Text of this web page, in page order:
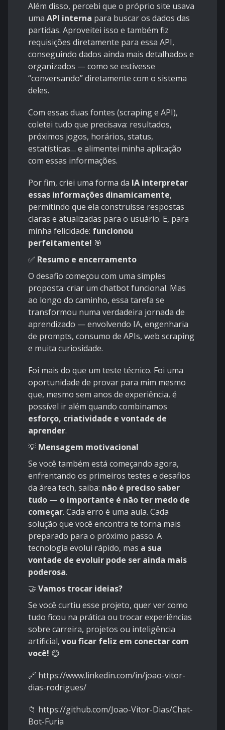
Além disso, percebi que o próprio site usava
uma API interna para buscar os dados das
partidas. Aproveitei isso e também fiz
requisições diretamente para essa API,
conseguindo dados ainda mais detalhados e
organizados — como se estivesse
“conversando” diretamente com o sistema
deles.
Com essas duas fontes (scraping e API),
coletei tudo que precisava: resultados,
próximos jogos, horários, status,
estatísticas… e alimentei minha aplicação
com essas informações.
Por fim, criei uma forma da IA interpretar
essas informações dinamicamente,
permitindo que ela construísse respostas
claras e atualizadas para o usuário. E, para
minha felicidade: funcionou
perfeitamente! 🎯
✅ Resumo e encerramento
O desafio começou com uma simples
proposta: criar um chatbot funcional. Mas
ao longo do caminho, essa tarefa se
transformou numa verdadeira jornada de
aprendizado — envolvendo IA, engenharia
de prompts, consumo de APIs, web scraping
e muita curiosidade.
Foi mais do que um teste técnico. Foi uma
oportunidade de provar para mim mesmo
que, mesmo sem anos de experiência, é
possível ir além quando combinamos
esforço, criatividade e vontade de
aprender.
💡 Mensagem motivacional
Se você também está começando agora,
enfrentando os primeiros testes e desafios
da área tech, saiba: não é preciso saber
tudo — o importante é não ter medo de
começar. Cada erro é uma aula. Cada
solução que você encontra te torna mais
preparado para o próximo passo. A
tecnologia evolui rápido, mas a sua
vontade de evoluir pode ser ainda mais
poderosa.
🤝 Vamos trocar ideias?
Se você curtiu esse projeto, quer ver como
tudo ficou na prática ou trocar experiências
sobre carreira, projetos ou inteligência
artificial, vou ficar feliz em conectar com
você! 😊
🔗 https://www.linkedin.com/in/joao-vitor-
dias-rodrigues/
📁 https://github.com/Joao-Vitor-Dias/Chat-
Bot-Furia